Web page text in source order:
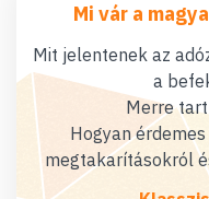
Mi vár a
Mit jelentenek az
a
Merre
Hogyan
megtakarításokról